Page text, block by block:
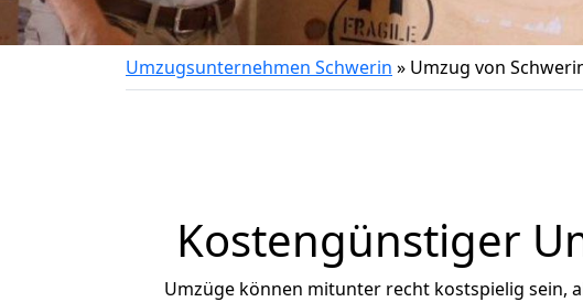
Umzugsunternehmen Schwerin » Umzug von
Kostengünstiger
Umzüge können mitunter recht kostspielig sein,